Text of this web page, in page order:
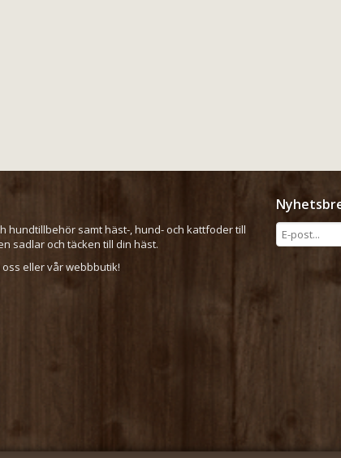
hundtillbehör samt häst-, hund- och kattfoder till
sadlar och täcken till din häst.
eller vår webbbutik!